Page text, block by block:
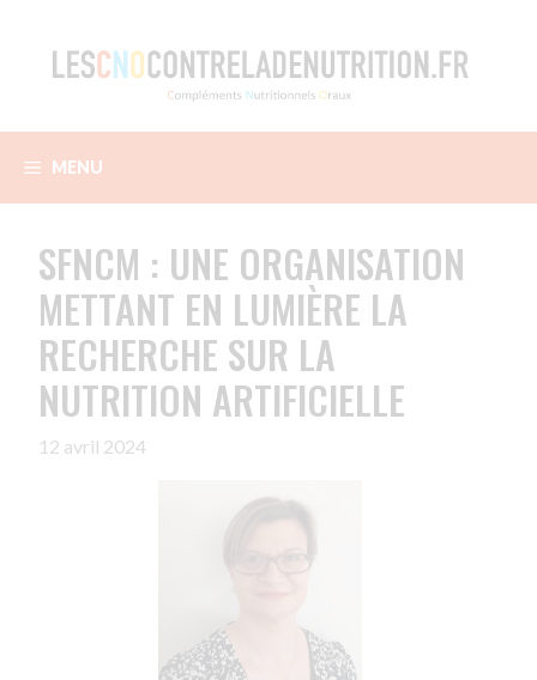
contenu
MENU
SFNCM : UNE ORGANISATION
METTANT EN LUMIÈRE LA
RECHERCHE SUR LA
NUTRITION ARTIFICIELLE
12 avril 2024